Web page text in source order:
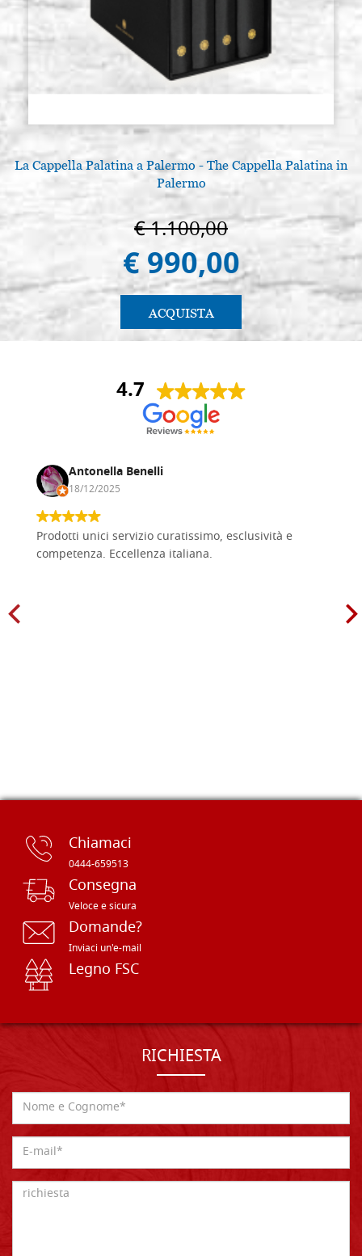
La Cappella Palatina a Palermo - The Cappella Palatina in
Palermo
€ 1.100,00
€ 990,00
ACQUISTA
4.7
Antonella Benelli
18/12/2025
Prodotti unici servizio curatissimo, esclusività e
competenza. Eccellenza italiana.
Chiamaci
0444-659513
Consegna
Veloce e sicura
Domande?
Inviaci un'e-mail
Legno FSC
RICHIESTA